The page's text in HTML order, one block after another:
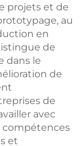
projets et de
au
en
de
dans le
de
de
avec
compétences
et